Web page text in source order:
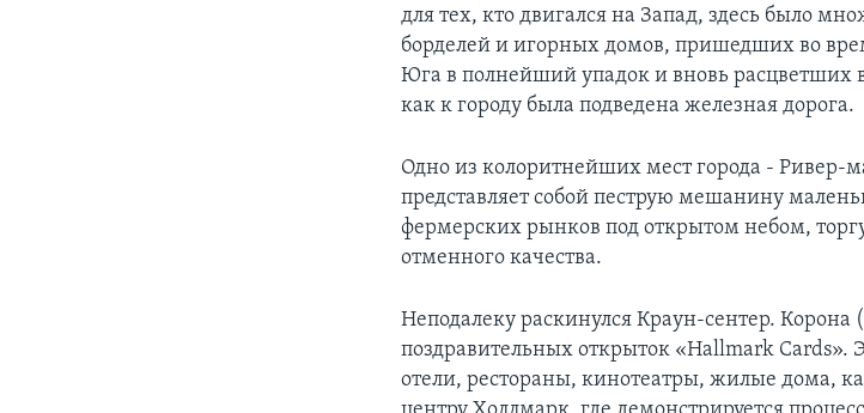
для тех, кто двигался на Запад, здесь было
борделей и игорных домов, пришедших во
Юга в полнейший упадок и вновь расцветших
как к городу была подведена железная дорога.
Одно из колоритнейших мест города - Ривер-
представляет собой пеструю мешанину
фермерских рынков под открытом небом,
отменного качества.
Неподалеку раскинулся Краун-сентер.
поздравительных открыток «Hallmark Cards».
отели, рестораны, кинотеатры, жилые дома,